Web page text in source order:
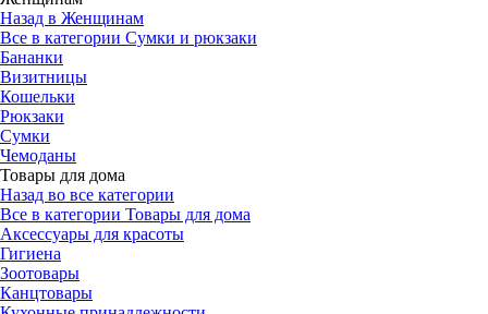
Назад в Женщинам
Все в категории Сумки и рюкзаки
Бананки
Визитницы
Кошельки
Рюкзаки
Сумки
Чемоданы
Товары для дома
Назад во все категории
Все в категории Товары для дома
Аксессуары для красоты
Гигиена
Зоотовары
Канцтовары